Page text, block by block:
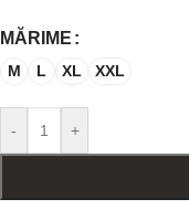
MĂRIME
M L XL XXL
- +